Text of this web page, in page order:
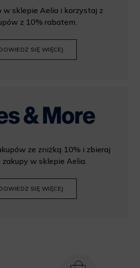
w sklepie Aelia i korzystaj z
z 10% rabatem.
SIĘ WIĘCEJ
ze zniżką 10% i zbieraj
zakupy w sklepie Aelia.
SIĘ WIĘCEJ